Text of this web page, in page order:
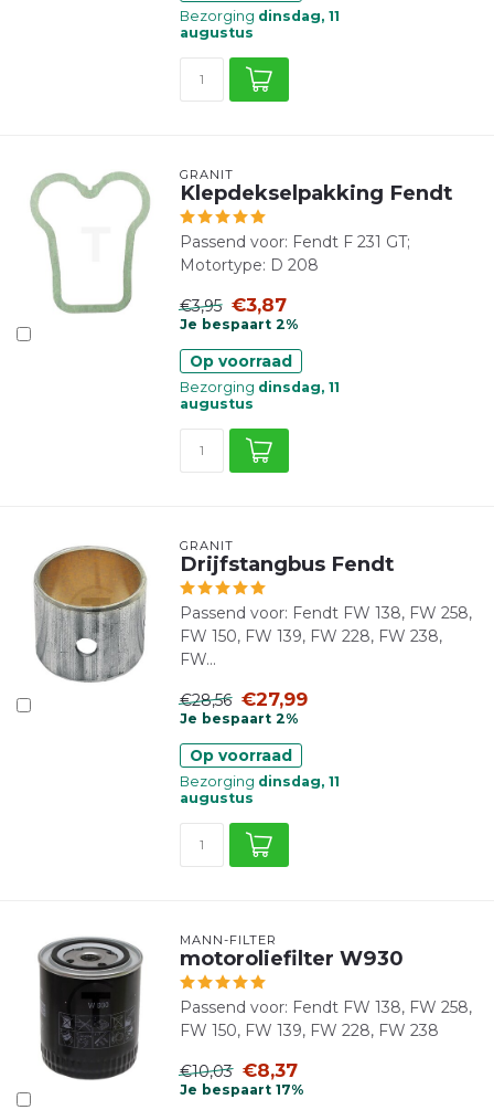
Bezorging dinsdag, 11
augustus
GRANIT
Klepdekselpakking Fendt
Passend voor: Fendt F 231 GT;
Motortype: D 208
€3,95 €3,87
Je bespaart 2%
Op voorraad
Bezorging dinsdag, 11
augustus
GRANIT
Drijfstangbus Fendt
Passend voor: Fendt FW 138, FW 258,
FW 150, FW 139, FW 228, FW 238,
FW...
€28,56 €27,99
Je bespaart 2%
Op voorraad
Bezorging dinsdag, 11
augustus
MANN-FILTER
motoroliefilter W930
Passend voor: Fendt FW 138, FW 258,
FW 150, FW 139, FW 228, FW 238
€10,03 €8,37
Je bespaart 17%